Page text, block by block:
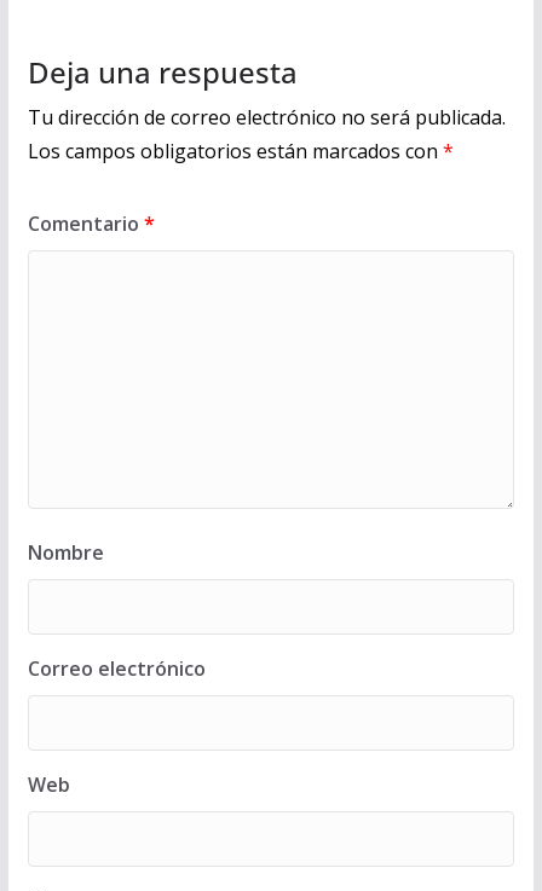
Deja una respuesta
Tu dirección de correo electrónico no será publicada.
Los campos obligatorios están marcados con *
Comentario *
Nombre
Correo electrónico
Web